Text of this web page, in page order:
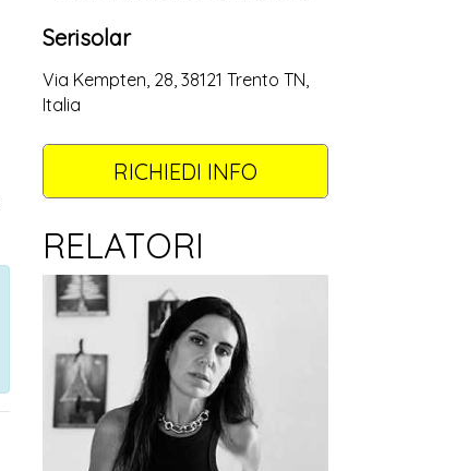
Serisolar
Via Kempten, 28, 38121 Trento TN,
Italia
RICHIEDI INFO
RELATORI